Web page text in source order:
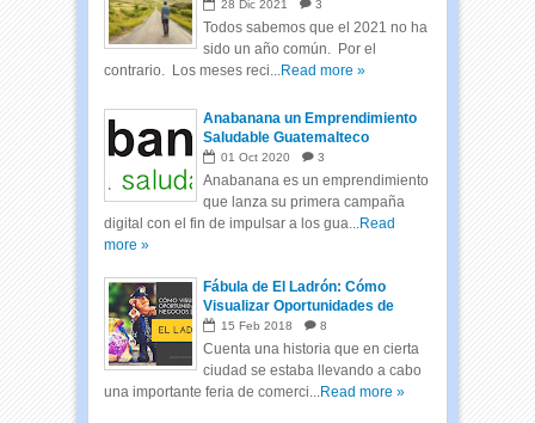
28 Dic 2021 3
Todos sabemos que el 2021 no ha
sido un año común. Por el
contrario. Los meses reci... Read more »
Anabanana un Emprendimiento
Saludable Guatemalteco
01 Oct 2020 3
Anabanana es un emprendimiento
que lanza su primera campaña
digital con el fin de impulsar a los gua... Read
more »
Fábula de El Ladrón: Cómo
Visualizar Oportunidades de
Negocios
15 Feb 2018 8
Cuenta una historia que en cierta
ciudad se estaba llevando a cabo
una importante feria de comerci... Read more »